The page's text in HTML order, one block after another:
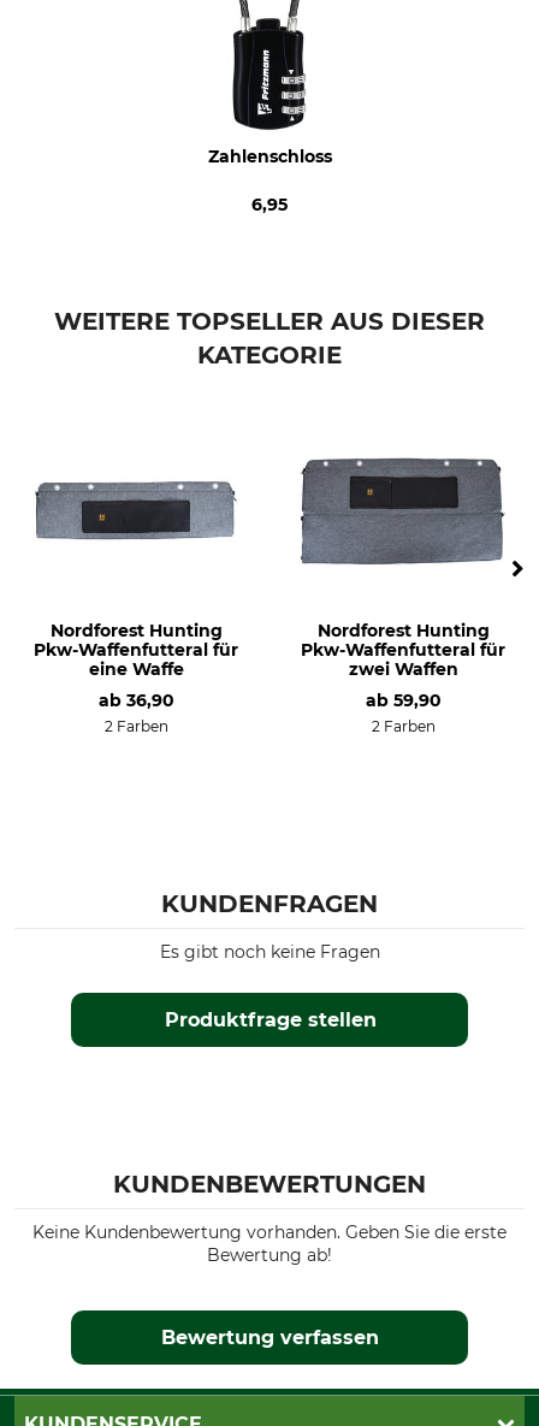
Zahlenschloss
6,95
WEITERE TOPSELLER AUS DIESER
KATEGORIE
Nordforest Hunting
Pkw-Waffenfutteral für
eine Waffe
ab 36,90
2 Farben
Nordforest Hunting
Pkw-Waffenfutteral für
zwei Waffen
ab 59,90
2 Farben
KUNDENFRAGEN
Produktfrage stellen
Es gibt noch keine Fragen
KUNDENBEWERTUNGEN
Keine Kundenbewertung vorhanden. Geben Sie die erste
Bewertung ab!
Bewertung verfassen